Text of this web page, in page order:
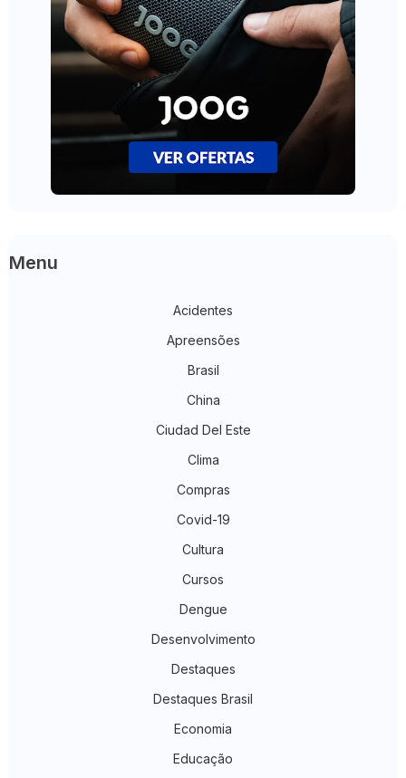
Menu
Acidentes
Apreensões
Brasil
China
Ciudad Del Este
Clima
Compras
Covid-19
Cultura
Cursos
Dengue
Desenvolvimento
Destaques
Destaques Brasil
Economia
Educação